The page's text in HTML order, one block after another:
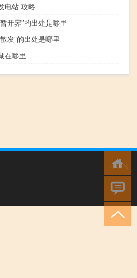
电站 攻略
开霁”的出处是哪里
发”的出处是哪里
在哪里
小男孩